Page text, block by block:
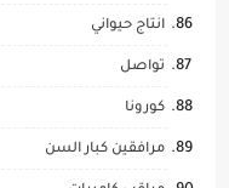
انتاج حيواني
تواصل
كورونا
مرافقين كبار السن